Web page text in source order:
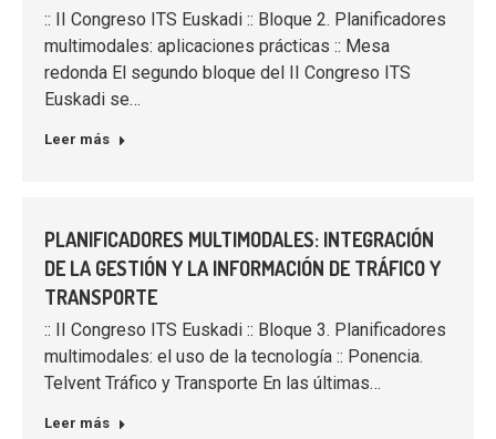
:: II Congreso ITS Euskadi :: Bloque 2. Planificadores
multimodales: aplicaciones prácticas :: Mesa
redonda El segundo bloque del II Congreso ITS
Euskadi se…
Leer más
PLANIFICADORES MULTIMODALES: INTEGRACIÓN
DE LA GESTIÓN Y LA INFORMACIÓN DE TRÁFICO Y
TRANSPORTE
:: II Congreso ITS Euskadi :: Bloque 3. Planificadores
multimodales: el uso de la tecnología :: Ponencia.
Telvent Tráfico y Transporte En las últimas…
Leer más